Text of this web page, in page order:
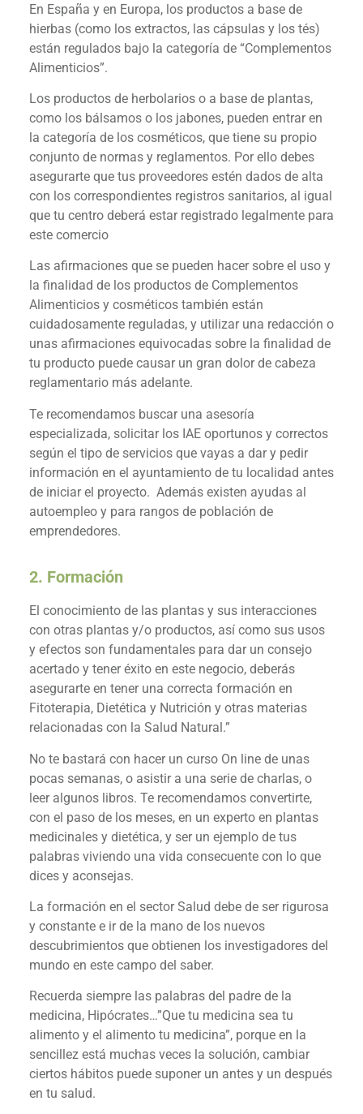
En España y en Europa, los productos a base de
hierbas (como los extractos, las cápsulas y los tés)
están regulados bajo la categoría de “Complementos
Alimenticios”.
Los productos de herbolarios o a base de plantas,
como los bálsamos o los jabones, pueden entrar en
la categoría de los cosméticos, que tiene su propio
conjunto de normas y reglamentos. Por ello debes
asegurarte que tus proveedores estén dados de alta
con los correspondientes registros sanitarios, al igual
que tu centro deberá estar registrado legalmente para
este comercio
Las afirmaciones que se pueden hacer sobre el uso y
la finalidad de los productos de Complementos
Alimenticios y cosméticos también están
cuidadosamente reguladas, y utilizar una redacción o
unas afirmaciones equivocadas sobre la finalidad de
tu producto puede causar un gran dolor de cabeza
reglamentario más adelante.
Te recomendamos buscar una asesoría
especializada, solicitar los IAE oportunos y correctos
según el tipo de servicios que vayas a dar y pedir
información en el ayuntamiento de tu localidad antes
de iniciar el proyecto. Además existen ayudas al
autoempleo y para rangos de población de
emprendedores.
2. Formación
El conocimiento de las plantas y sus interacciones
con otras plantas y/o productos, así como sus usos
y efectos son fundamentales para dar un consejo
acertado y tener éxito en este negocio, deberás
asegurarte en tener una correcta formación en
Fitoterapia, Dietética y Nutrición y otras materias
relacionadas con la Salud Natural.”
No te bastará con hacer un curso On line de unas
pocas semanas, o asistir a una serie de charlas, o
leer algunos libros. Te recomendamos convertirte,
con el paso de los meses, en un experto en plantas
medicinales y dietética, y ser un ejemplo de tus
palabras viviendo una vida consecuente con lo que
dices y aconsejas.
La formación en el sector Salud debe de ser rigurosa
y constante e ir de la mano de los nuevos
descubrimientos que obtienen los investigadores del
mundo en este campo del saber.
Recuerda siempre las palabras del padre de la
medicina, Hipócrates…”Que tu medicina sea tu
alimento y el alimento tu medicina”, porque en la
sencillez está muchas veces la solución, cambiar
ciertos hábitos puede suponer un antes y un después
en tu salud.